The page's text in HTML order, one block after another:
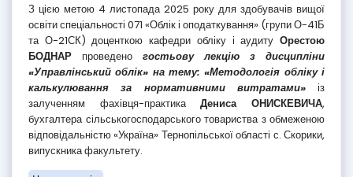
З цією метою 4 листопада 2025 року для здобувачів вищої
освіти спеціальності 071 «Облік і оподаткування» (групи О-41Б
та О-21СК) доценткою кафедри обліку і аудиту Орестою
БОДНАР проведено гостьову лекцію з дисципліни
«Управлінський облік» на тему: «Методологія обліку і
калькулювання за нормативними витратами»із
залученням фахівця-практикаДениса ОНИСКЕВИЧА,
бухгалтера сільськогосподарського товариства з обмеженою
відповідальністю «Україна» Тернопільської області с. Скорики,
випускника факультету.